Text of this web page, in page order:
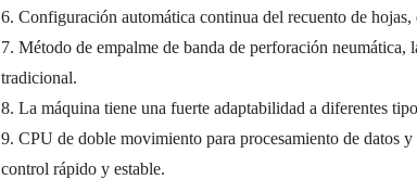
6. Configuración automática continua del recuento de hojas,
7. Método de empalme de banda de perforación
tradicional.
8. La máquina tiene una fuerte adaptabilidad a diferentes
9. CPU de doble movimiento para procesamiento de datos
control rápido y estable.